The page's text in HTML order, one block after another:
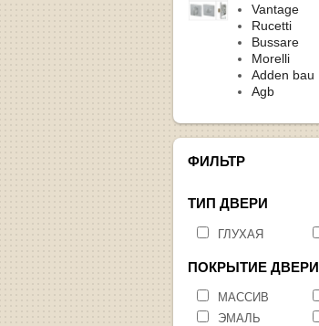
Vantage
Rucetti
Bussare
Morelli
Adden bau
Agb
ФИЛЬТР
ТИП ДВЕРИ
ГЛУХАЯ
ПОКРЫТИЕ ДВЕРИ
МАССИВ
ЭМАЛЬ